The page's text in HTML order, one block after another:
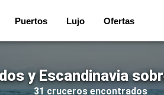
Puertos Lujo Ofertas
y Escandinavia
31 cruceros encontrados